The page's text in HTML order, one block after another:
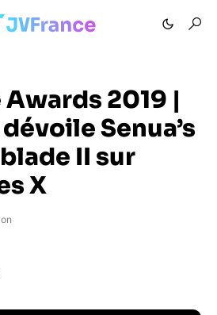
Awards 2019 |
Senua’s
II sur
X